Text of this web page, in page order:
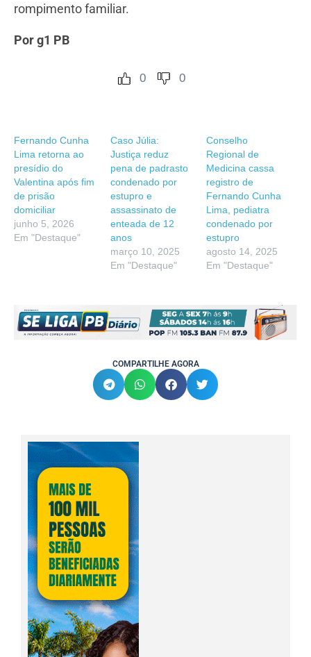
rompimento familiar.
Por g1 PB
0 0
Fernando Cunha
Lima retorna ao
presídio do
Valentina após fim
de prisão
domiciliar
junho 5, 2026
Em "Destaque"
Caso Júlia:
Justiça reduz
pena de padrasto
condenado por
estupro e
assassinato de
enteada de 12
anos
março 10, 2025
Em "Destaque"
Conselho
Regional de
Medicina cassa
registro de
Fernando Cunha
Lima, pediatra
condenado por
estupro
agosto 14, 2025
Em "Destaque"
COMPARTILHE AGORA